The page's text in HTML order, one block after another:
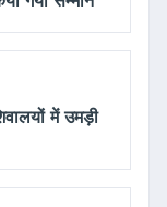
में उमड़ी